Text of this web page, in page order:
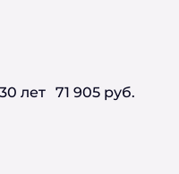
лет 71 905 руб.